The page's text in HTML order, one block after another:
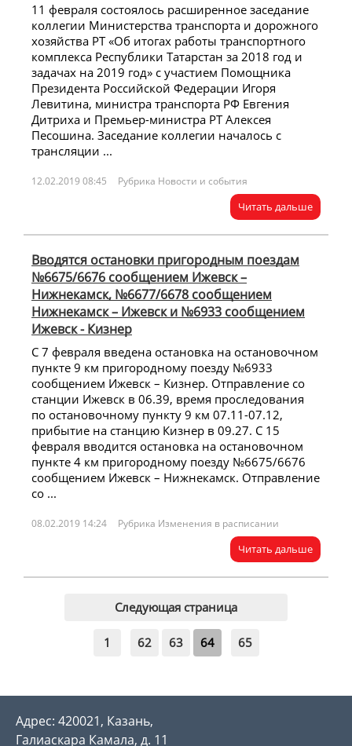
11 февраля состоялось расширенное заседание
коллегии Министерства транспорта и дорожного
хозяйства РТ «Об итогах работы транспортного
комплекса Республики Татарстан за 2018 год и
задачах на 2019 год» с участием Помощника
Президента Российской Федерации Игоря
Левитина, министра транспорта РФ Евгения
Дитриха и Премьер-министра РТ Алексея
Песошина. Заседание коллегии началось с
трансляции ...
12.02.2019 08:45 Рубрика Новости и события
Читать дальше
Вводятся остановки пригородным поездам
№6675/6676 cообщением Ижевск –
Нижнекамск, №6677/6678 сообщением
Нижнекамск – Ижевск и №6933 сообщением
Ижевск - Кизнер
С 7 февраля введена остановка на остановочном
пункте 9 км пригородному поезду №6933
сообщением Ижевск – Кизнер. Отправление со
станции Ижевск в 06.39, время проследования
по остановочному пункту 9 км 07.11-07.12,
прибытие на станцию Кизнер в 09.27. С 15
февраля вводится остановка на остановочном
пункте 4 км пригородному поезду №6675/6676
сообщением Ижевск – Нижнекамск. Отправление
со ...
08.02.2019 14:24 Рубрика Изменения в расписании
Читать дальше
Следующая страница
1 62 63 64 65
Адрес: 420021, Казань,
Галиаскара Камала, д. 11